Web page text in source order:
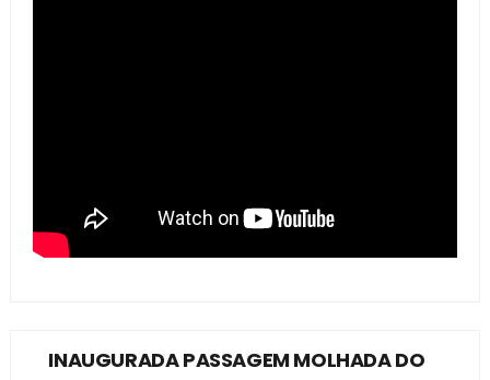
INAUGURADA PASSAGEM MOLHADA DO